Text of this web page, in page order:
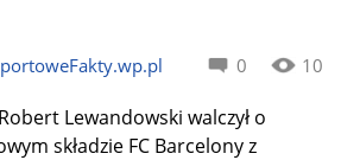
0 10
Lewandowski walczył o
składzie FC Barcelony z